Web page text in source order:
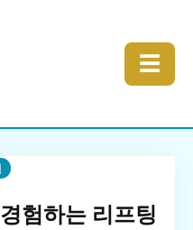
☰
험하는 리프팅